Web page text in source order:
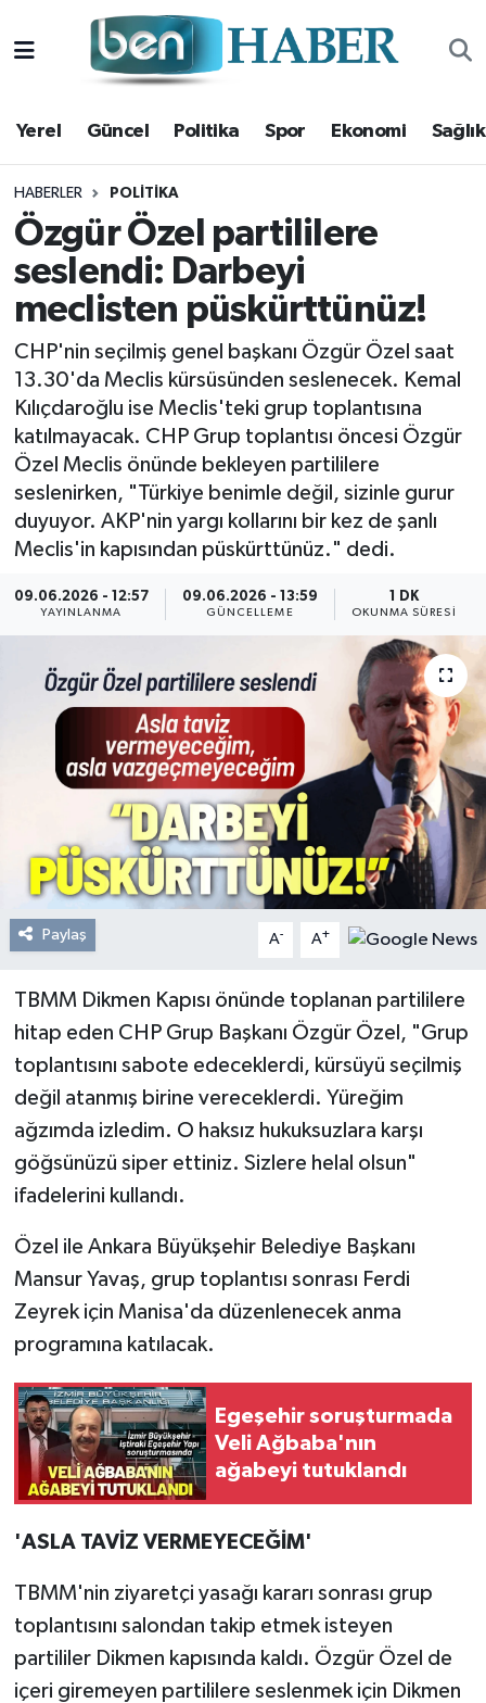
Yerel Güncel Politika Spor Ekonomi Sağlık
HABERLER POLITIKA
Özgür Özel partililere
seslendi: Darbeyi
meclisten püskürttünüz!
CHP'nin seçilmiş genel başkanı Özgür Özel saat
13.30'da Meclis kürsüsünden seslenecek. Kemal
Kılıçdaroğlu ise Meclis'teki grup toplantısına
katılmayacak. CHP Grup toplantısı öncesi Özgür
Özel Meclis önünde bekleyen partililere
seslenirken, "Türkiye benimle değil, sizinle gurur
duyuyor. AKP'nin yargı kollarını bir kez de şanlı
Meclis'in kapısından püskürttünüz." dedi.
09.06.2026 - 12:57
YAYINLANMA
09.06.2026 - 13:59
GÜNCELLEME
1 DK
OKUNMA SÜRESI
Paylaş A- A+
TBMM Dikmen Kapısı önünde toplanan partililere
hitap eden CHP Grup Başkanı Özgür Özel, "Grup
toplantısını sabote edeceklerdi, kürsüyü seçilmiş
değil atanmış birine vereceklerdi. Yüreğim
ağzımda izledim. O haksız hukuksuzlara karşı
göğsünüzü siper ettiniz. Sizlere helal olsun"
ifadelerini kullandı.
Özel ile Ankara Büyükşehir Belediye Başkanı
Mansur Yavaş, grup toplantısı sonrası Ferdi
Zeyrek için Manisa'da düzenlenecek anma
programına katılacak.
Egeşehir soruşturmada
Veli Ağbaba'nın
ağabeyi tutuklandı
'ASLA TAVİZ VERMEYECEĞİM'
TBMM'nin ziyaretçi yasağı kararı sonrası grup
toplantısını salondan takip etmek isteyen
partililer Dikmen kapısında kaldı. Özgür Özel de
içeri giremeyen partililere seslenmek için Dikmen
Yerel
Güncel
Politika
Spor
Ekonomi
Sağlık
Magazin
Kültür Sanat
Resmi Reklam
Hava Durumu
Trafik Durumu
Süper Lig Puan Durumu ve Fikstür
Tüm Manşetler
Son Dakika Haberleri
Haber Arşivi